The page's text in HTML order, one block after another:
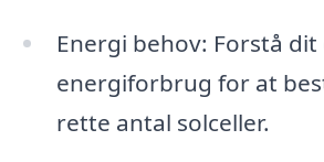
Energi behov: Forstå
energiforbrug for at
rette antal solceller.